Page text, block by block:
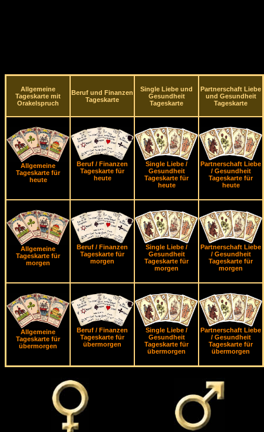
Allgemeine
Tageskarte mit
Orakelspruch
Beruf und Finanzen
Tageskarte
Single Liebe und
Gesundheit
Tageskarte
Partnerschaft Liebe
und Gesundheit
Tageskarte
Allgemeine
Tageskarte für
heute
Beruf / Finanzen
Tageskarte für
heute
Single Liebe /
Gesundheit
Tageskarte für
heute
Partnerschaft Liebe
/ Gesundheit
Tageskarte für
heute
Allgemeine
Tageskarte für
morgen
Beruf / Finanzen
Tageskarte für
morgen
Single Liebe /
Gesundheit
Tageskarte für
morgen
Partnerschaft Liebe
/ Gesundheit
Tageskarte für
morgen
Allgemeine
Tageskarte für
übermorgen
Beruf / Finanzen
Tageskarte für
übermorgen
Single Liebe /
Gesundheit
Tageskarte für
übermorgen
Partnerschaft Liebe
/ Gesundheit
Tageskarte für
übermorgen